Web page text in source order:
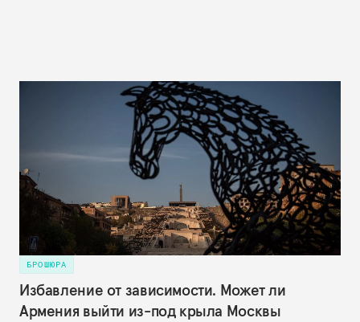
БРОШЮРА
Избавление от зависимости. Может ли
Армения выйти из-под крыла Москвы